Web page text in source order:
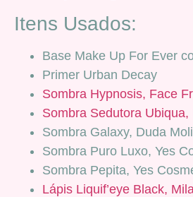
Itens Usados:
Base Make Up For Ever
Primer Urban Decay
Sombra Hypnosis, Face
Sombra Sedutora Ubiqua,
Sombra Galaxy, Duda
Sombra Puro Luxo, Yes
Sombra Pepita, Yes
Lápis Liquif’eye Black,